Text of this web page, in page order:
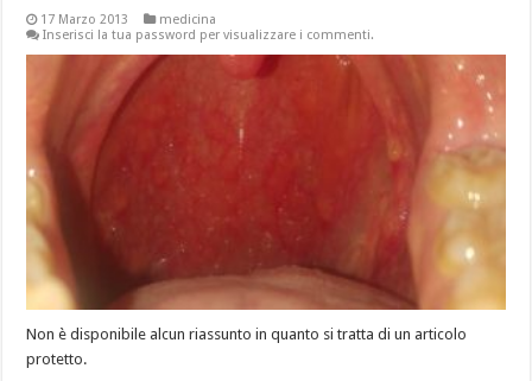
17 Marzo 2013
medicina
Inserisci la tua password per visualizzare i commenti.
Non è disponibile alcun riassunto in quanto si tratta di un articolo
protetto.